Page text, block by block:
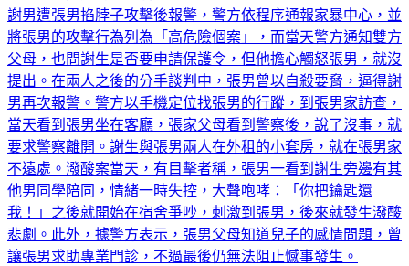
謝男遭張男掐脖子攻擊後報警，警方依程序通報家暴中心，並
將張男的攻擊行為列為「高危險個案」，而當天警方通知雙方
父母，也問謝生是否要申請保護令，但他擔心觸怒張男，就沒
提出。在兩人之後的分手談判中，張男曾以自殺要脅，逼得謝
男再次報警。警方以手機定位找張男的行蹤，到張男家訪查，
當天看到張男坐在客廳，張家父母看到警察後，說了沒事，就
要求警察離開。謝生與張男兩人在外租的小套房，就在張男家
不遠處。潑酸案當天，有目擊者稱，張男一看到謝生旁邊有其
他男同學陪同，情緒一時失控，大聲咆哮：「你把鑰匙還
我！」之後就開始在宿舍爭吵，刺激到張男，後來就發生潑酸
悲劇。此外，據警方表示，張男父母知道兒子的感情問題，曾
讓張男求助專業門診，不過最後仍無法阻止憾事發生。